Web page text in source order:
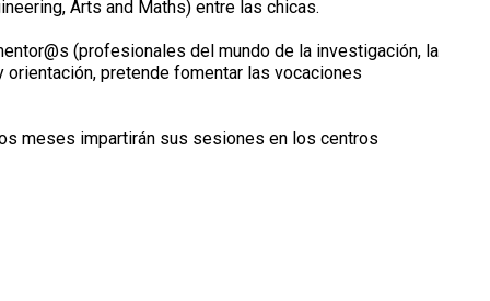
Arts and Maths) entre las chicas.
(profesionales del mundo de la investigación, la
pretende fomentar las vocaciones
meses impartirán sus sesiones en los centros